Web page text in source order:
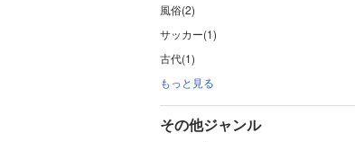
風俗(2)
サッカー(1)
古代(1)
もっと見る
その他ジャンル